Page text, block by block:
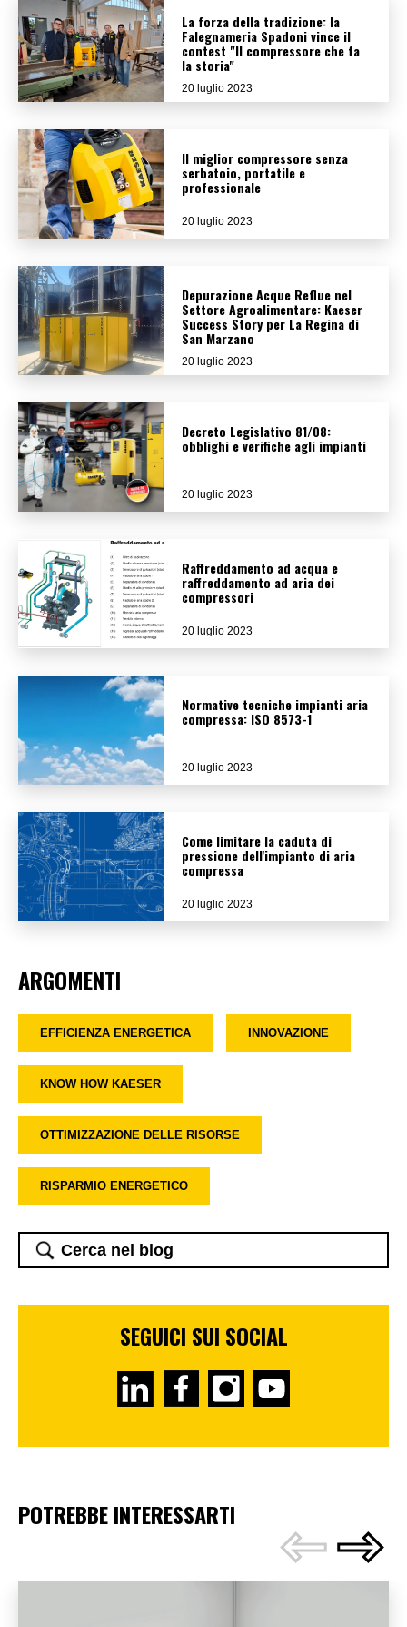
La forza della tradizione: la
Falegnameria Spadoni vince il
contest "Il compressore che fa
la storia"
20 luglio 2023
Il miglior compressore senza
serbatoio, portatile e
professionale
20 luglio 2023
Depurazione Acque Reflue nel
Settore Agroalimentare: Kaeser
Success Story per La Regina di
San Marzano
20 luglio 2023
Decreto Legislativo 81/08:
obblighi e verifiche agli impianti
20 luglio 2023
Raffreddamento ad acqua e
raffreddamento ad aria dei
compressori
20 luglio 2023
Normative tecniche impianti aria
compressa: ISO 8573-1
20 luglio 2023
Come limitare la caduta di
pressione dell'impianto di aria
compressa
20 luglio 2023
ARGOMENTI
EFFICIENZA ENERGETICA INNOVAZIONE
KNOW HOW KAESER
OTTIMIZZAZIONE DELLE RISORSE
RISPARMIO ENERGETICO
SEGUICI SUI SOCIAL
POTREBBE INTERESSARTI